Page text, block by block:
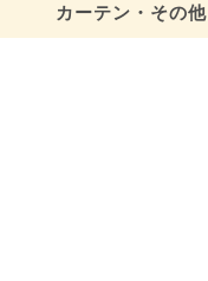
カーテン・その他